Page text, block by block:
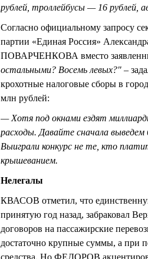
рублей, троллейбусы — 16 рублей,
Согласно официальному запросу
партии «Единая Россия»
ПОВАРЧЕНКОВА вместо
остальными? Восемь левых?" –
крохотные налоговые сборы в
млн рублей:
— Хотя под окнами ездят
расходы. Давайте сначала
Выиграли конкурс не те, кто
крышеванием.
Нелегалы
КВАСОВ отметил, что
принятую год назад, забраковал
договоров на пассажирские
достаточно крупные суммы, а при